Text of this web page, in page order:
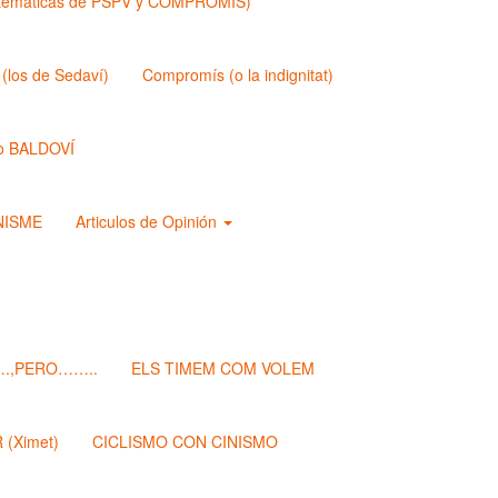
de Sedaví) Compromís (o la indignitat)
BALDOVÍ
Articulos de Opinión
ELS TIMEM COM VOLEM
(Ximet) CICLISMO CON CINISMO